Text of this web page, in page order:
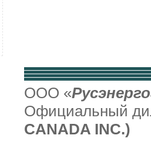
ООО «
Официальный
CANADA INC.)